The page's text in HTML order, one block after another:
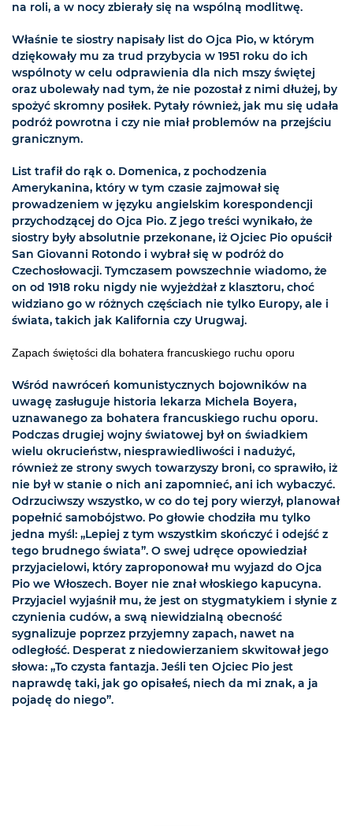
na roli, a w nocy zbierały się na wspólną modlitwę.
Właśnie te siostry napisały list do Ojca Pio, w którym
dziękowały mu za trud przybycia w 1951 roku do ich
wspólnoty w celu odprawienia dla nich mszy świętej
oraz ubolewały nad tym, że nie pozostał z nimi dłużej, by
spożyć skromny posiłek. Pytały również, jak mu się udała
podróż powrotna i czy nie miał problemów na przejściu
granicznym.
List trafił do rąk o. Domenica, z pochodzenia
Amerykanina, który w tym czasie zajmował się
prowadzeniem w języku angielskim korespondencji
przychodzącej do Ojca Pio. Z jego treści wynikało, że
siostry były absolutnie przekonane, iż Ojciec Pio opuścił
San Giovanni Rotondo i wybrał się w podróż do
Czechosłowacji. Tymczasem powszechnie wiadomo, że
on od 1918 roku nigdy nie wyjeżdżał z klasztoru, choć
widziano go w różnych częściach nie tylko Europy, ale i
świata, takich jak Kalifornia czy Urugwaj.
Zapach świętości dla bohatera francuskiego ruchu oporu
Wśród nawróceń komunistycznych bojowników na
uwagę zasługuje historia lekarza Michela Boyera,
uznawanego za bohatera francuskiego ruchu oporu.
Podczas drugiej wojny światowej był on świadkiem
wielu okrucieństw, niesprawiedliwości i nadużyć,
również ze strony swych towarzyszy broni, co sprawiło, iż
nie był w stanie o nich ani zapomnieć, ani ich wybaczyć.
Odrzuciwszy wszystko, w co do tej pory wierzył, planował
popełnić samobójstwo. Po głowie chodziła mu tylko
jedna myśl: „Lepiej z tym wszystkim skończyć i odejść z
tego brudnego świata”. O swej udręce opowiedział
przyjacielowi, który zaproponował mu wyjazd do Ojca
Pio we Włoszech. Boyer nie znał włoskiego kapucyna.
Przyjaciel wyjaśnił mu, że jest on stygmatykiem i słynie z
czynienia cudów, a swą niewidzialną obecność
sygnalizuje poprzez przyjemny zapach, nawet na
odległość. Desperat z niedowierzaniem skwitował jego
słowa: „To czysta fantazja. Jeśli ten Ojciec Pio jest
naprawdę taki, jak go opisałeś, niech da mi znak, a ja
pojadę do niego”.